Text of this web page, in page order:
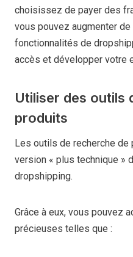
choisissez de payer des
vous pouvez augmenter
fonctionnalités de
accès et développer votre
Utiliser des outils
produits
Les outils de recherche
version « plus technique »
dropshipping.
Grâce à eux, vous pouvez
précieuses telles que :